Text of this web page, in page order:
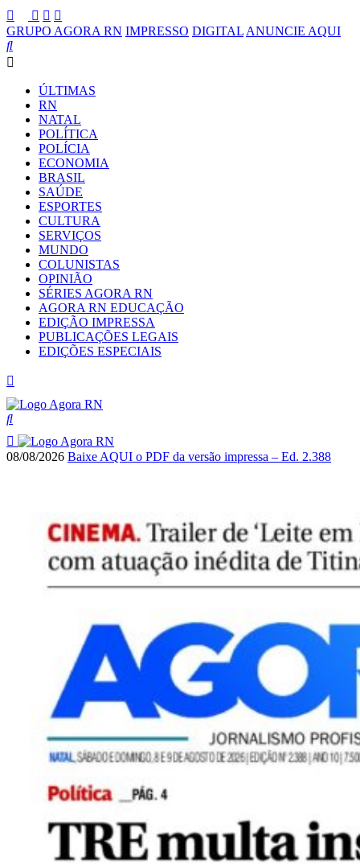
GRUPO AGORA RN IMPRESSO DIGITAL ANUNCIE AQUI
ÚLTIMAS
RN
NATAL
POLÍTICA
POLÍCIA
ECONOMIA
BRASIL
SAÚDE
ESPORTES
CULTURA
SERVIÇOS
MUNDO
COLUNISTAS
OPINIÃO
SÉRIES AGORA RN
AGORA RN EDUCAÇÃO
EDIÇÃO IMPRESSA
PUBLICAÇÕES LEGAIS
EDIÇÕES ESPECIAIS
08/08/2026 Baixe AQUI o PDF da versão impressa – Ed. 2.388